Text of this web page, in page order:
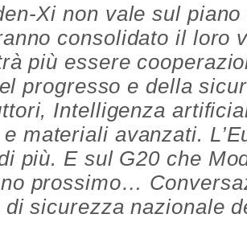
Xi non vale sul piano
consolidato il loro
più essere
progresso e della
Intelligenza
materiali avanzati.
più. E sul G20 che
prossimo…
sicurezza nazionale